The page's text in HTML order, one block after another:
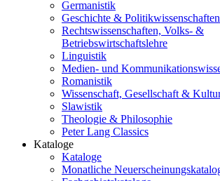
Germanistik
Geschichte & Politikwissenschaften
Rechtswissenschaften, Volks- &
Betriebswirtschaftslehre
Linguistik
Medien- und
Romanistik
Wissenschaft, Gesellschaft &
Slawistik
Theologie & Philosophie
Peter Lang Classics
Kataloge
Kataloge
Monatliche